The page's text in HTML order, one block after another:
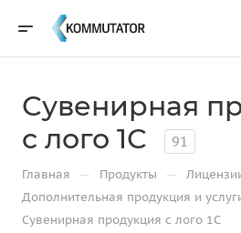
Сувенирная
с лого 1С
91
Главная — Продукты —
Дополнительная продукция и
Сувенирная продукция с лого 1С